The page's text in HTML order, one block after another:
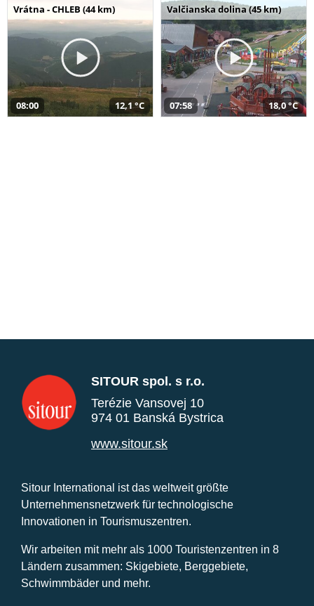
Vrátna - CHLEB (44 km)
08:00 12,1 °C
Valčianska dolina (45 km)
07:58 18,0 °C
SITOUR spol. s r.o.
Terézie Vansovej 10
974 01 Banská Bystrica
www.sitour.sk
Sitour International ist das weltweit größte
Unternehmensnetzwerk für technologische
Innovationen in Tourismuszentren.
Wir arbeiten mit mehr als 1000 Touristenzentren in 8
Ländern zusammen: Skigebiete, Berggebiete,
Schwimmbäder und mehr.